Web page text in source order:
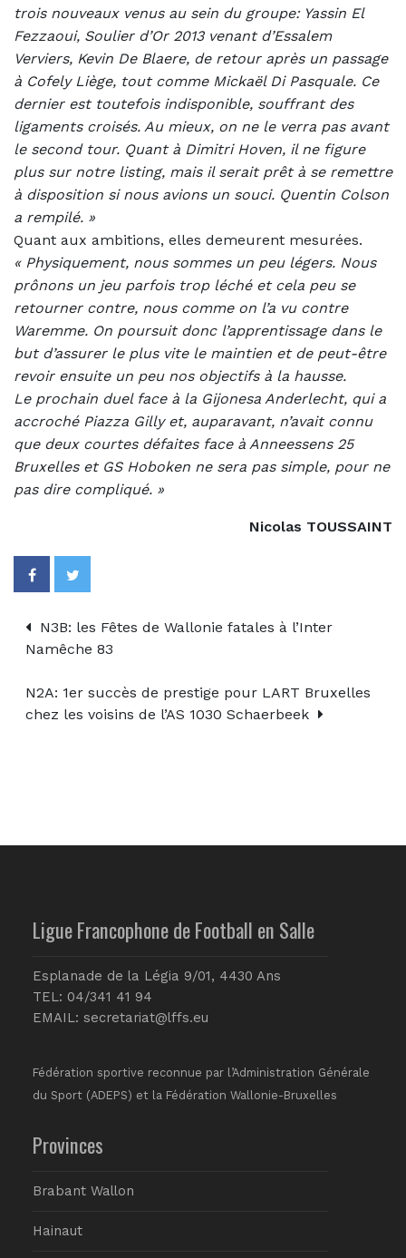
trois nouveaux venus au sein du groupe: Yassin El
Fezzaoui, Soulier d’Or 2013 venant d’Essalem
Verviers, Kevin De Blaere, de retour après un passage
à Cofely Liège, tout comme Mickaël Di Pasquale. Ce
dernier est toutefois indisponible, souffrant des
ligaments croisés. Au mieux, on ne le verra pas avant
le second tour. Quant à Dimitri Hoven, il ne figure
plus sur notre listing, mais il serait prêt à se remettre
à disposition si nous avions un souci. Quentin Colson
a rempilé. »
Quant aux ambitions, elles demeurent mesurées.
« Physiquement, nous sommes un peu légers. Nous
prônons un jeu parfois trop léché et cela peu se
retourner contre, nous comme on l’a vu contre
Waremme. On poursuit donc l’apprentissage dans le
but d’assurer le plus vite le maintien et de peut-être
revoir ensuite un peu nos objectifs à la hausse.
Le prochain duel face à la Gijonesa Anderlecht, qui a
accroché Piazza Gilly et, auparavant, n’avait connu
que deux courtes défaites face à Anneessens 25
Bruxelles et GS Hoboken ne sera pas simple, pour ne
pas dire compliqué. »
Nicolas TOUSSAINT
N3B: les Fêtes de Wallonie fatales à l’Inter
Namêche 83
N2A: 1er succès de prestige pour LART Bruxelles
chez les voisins de l’AS 1030 Schaerbeek
Ligue Francophone de Football en Salle
Esplanade de la Légia 9/01, 4430 Ans
TEL: 04/341 41 94
EMAIL: secretariat@lffs.eu
Fédération sportive reconnue par l’Administration Générale
du Sport (ADEPS) et la Fédération Wallonie-Bruxelles
Provinces
Brabant Wallon
Hainaut